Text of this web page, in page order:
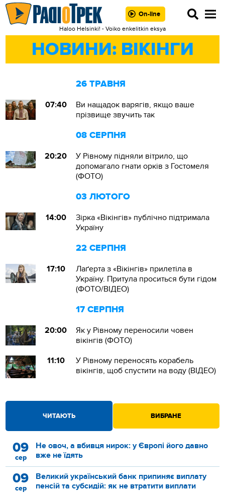
On-line
Haloo Helsinki! - Voiko enkelitkin eksya
НОВИНИ: ВІКІНГИ
26 ТРАВНЯ
07:40
Ви нащадок варягів, якщо ваше
прізвище звучить так
08 СЕРПНЯ
20:20
У Рівному підняли вітрило, що
допомагало гнати орків з Гостомеля
(ФОТО)
03 ЛЮТОГО
14:00
Зірка «Вікінгів» публічно підтримала
Україну
22 СЕРПНЯ
17:10
Лаґерта з «Вікінгів» прилетіла в
Україну. Притула проситься бути гідом
(ФОТО/ВІДЕО)
17 СЕРПНЯ
20:00
Як у Рівному переносили човен
вікінгів (ФОТО)
11:10
У Рівному переносять корабель
вікінгів, щоб спустити на воду (ВІДЕО)
ЧИТАЮТЬ ВИБРАНЕ
09
сер
Не овоч, а вбивця нирок: у Європі його давно
вже не їдять
09
сер
Великий український банк припиняє виплату
пенсій та субсидій: як не втратити виплати